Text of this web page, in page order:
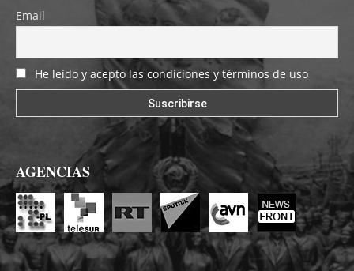
Email
He leído y acepto las condiciones y términos de uso
AGENCIAS